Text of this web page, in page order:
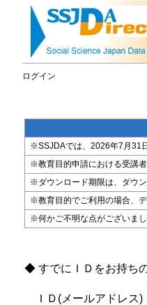
ログイン
※SSJDAでは、2026年7月31
※教育目的申請における受講
※ダウンロード期限は、ダウ
※教育目的でご利用の場合、
※何かご不明な点がございま
◆ すでにＩＤをお持ち
ＩＤ(メールアドレス)